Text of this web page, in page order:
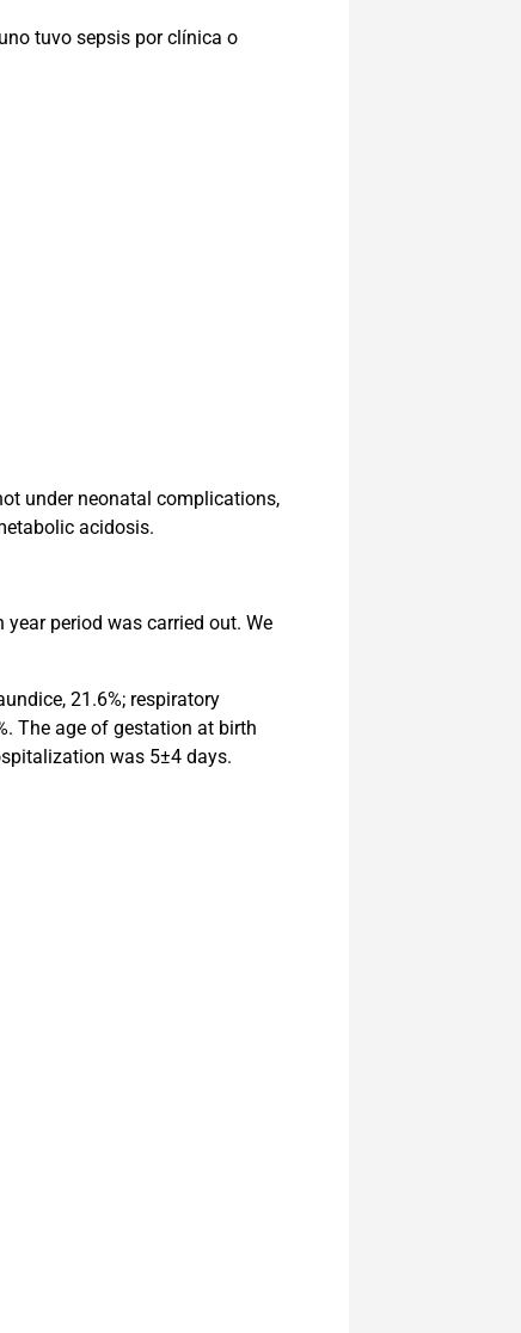
tuvo sepsis por clínica o
under neonatal complications,
acidosis.
period was carried out. We
21.6%; respiratory
The age of gestation at birth
was 5±4 days.